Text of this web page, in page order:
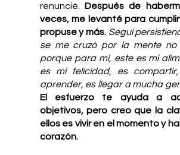
renuncié. Después de
veces, me levanté para
propuse y más. Seguí
se me cruzó por la mente no
porque para mí, este es mi
es mi felicidad, es
aprender, es llegar a mucha
El esfuerzo te ayuda a
objetivos, pero creo que la
ellos es vivir en el momento y
corazón.